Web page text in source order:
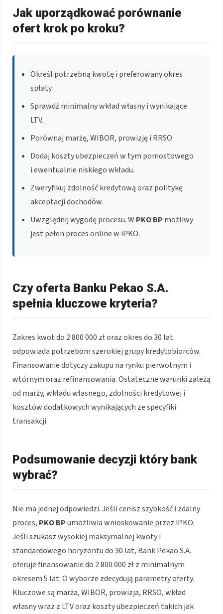
Jak uporządkować porównanie
ofert krok po kroku?
Określ potrzebną kwotę i preferowany okres
spłaty.
Sprawdź minimalny wkład własny i wynikające
LTV.
Porównaj marżę, WIBOR, prowizję i RRSO.
Dodaj koszty ubezpieczeń w tym pomostowego
i ewentualnie niskiego wkładu.
Zweryfikuj zdolność kredytową oraz politykę
akceptacji dochodów.
Uwzględnij wygodę procesu. W PKO BP możliwy
jest pełen proces online w iPKO.
Czy oferta Banku Pekao S.A.
spełnia kluczowe kryteria?
Zakres kwot do 2 800 000 zł oraz okres do 30 lat
odpowiada potrzebom szerokiej grupy kredytobiorców.
Finansowanie dotyczy zakupu na rynku pierwotnym i
wtórnym oraz refinansowania. Ostateczne warunki zależą
od marży, wkładu własnego, zdolności kredytowej i
kosztów dodatkowych wynikających ze specyfiki
transakcji.
Podsumowanie decyzji który bank
wybrać?
Nie ma jednej odpowiedzi. Jeśli cenisz szybkość i zdalny
proces, PKO BPumożliwia wnioskowanie przez iPKO.
Jeśli szukasz wysokiej maksymalnej kwoty i
standardowego horyzontu do 30 lat, Bank Pekao S.A.
oferuje finansowanie do 2 800 000 zł z minimalnym
okresem 5 lat. O wyborze zdecydują parametry oferty.
Kluczowe są marża, WIBOR, prowizja, RRSO, wkład
własny wraz z LTV oraz koszty ubezpieczeń takich jak